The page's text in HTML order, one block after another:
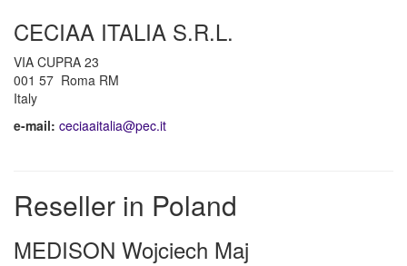
CECIAA ITALIA S.R.L.
VIA CUPRA 23
001 57 Roma RM
Italy
e-mail: ceciaaitalia@pec.it
Reseller in Poland
MEDISON Wojciech Maj